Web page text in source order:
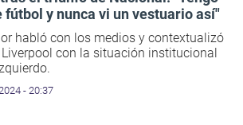
fútbol y nunca vi un vestuario así"
habló con los medios y contextualizó
con la situación institucional
- 20:37